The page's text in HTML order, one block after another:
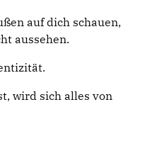
auf dich schauen,
aussehen.
wird sich alles von